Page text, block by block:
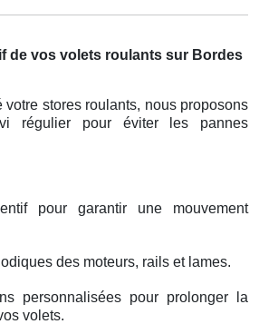
de vos volets roulants sur Bordes
stores roulants, nous proposons
régulier pour éviter les pannes
pour garantir une mouvement
des moteurs, rails et lames.
personnalisées pour prolonger la
volets.